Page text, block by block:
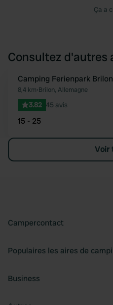
Ça a
Consultez d'autres
Reserve maintenant
Camping Ferienpark Brilon
8,4 km•Brilon, Allemagne
3.82 45 avis
15 - 25
Voir
Campercontact
Populaires les aires de
Business